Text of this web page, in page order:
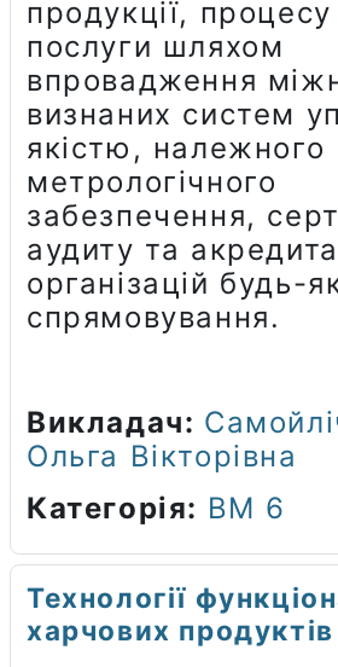
продукції,
послуги шляхом
впровадження
визнаних систем
якістю, належного
метрологічного
забезпечення,
аудиту та
організацій будь-
спрямовування.
Викладач:
Ольга Вікторівна
Категорія: ВМ 6
Технології
харчових